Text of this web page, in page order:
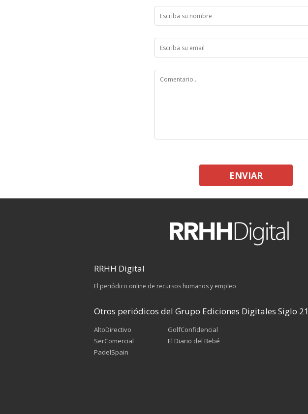
ENVIAR
RRHH Digital
El periódico online de recursos humanos y empleo
Otros periódicos del Grupo Ediciones Digitales Siglo 21
AltoDirectivo
SerComercial
PadelSpain
GolfConfidencial
El Diario del Bebé